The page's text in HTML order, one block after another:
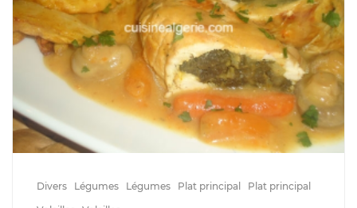
Divers Légumes Légumes Plat principal
Plat principal